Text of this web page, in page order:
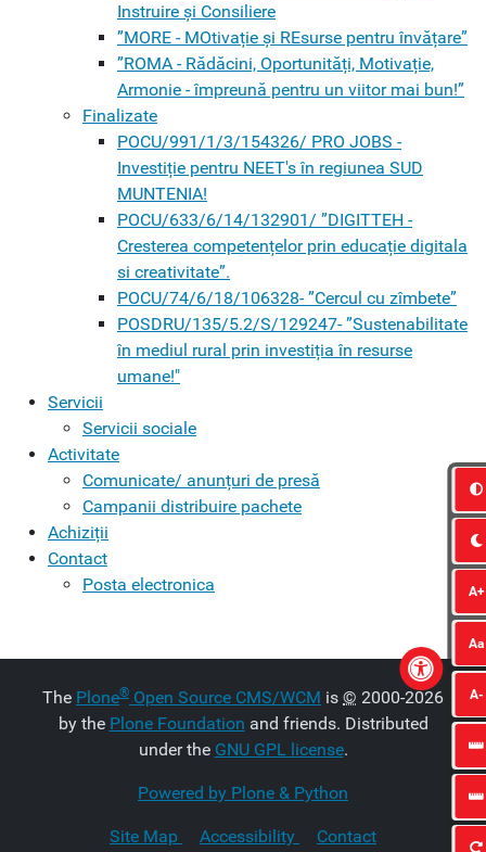
A+
Aa
A-
Instruire și Consiliere
”MORE - MOtivație și REsurse pentru învățare”
”ROMA - Rădăcini, Oportunități, Motivație,
Armonie - împreună pentru un viitor mai bun!”
Finalizate
POCU/991/1/3/154326/ PRO JOBS -
Investiție pentru NEET's în regiunea SUD
MUNTENIA!
POCU/633/6/14/132901/ ”DIGITTEH -
Cresterea competențelor prin educație digitala
si creativitate”.
POCU/74/6/18/106328- ”Cercul cu zîmbete”
POSDRU/135/5.2/S/129247- ”Sustenabilitate
în mediul rural prin investiția în resurse
umane!"
Servicii
Servicii sociale
Activitate
Comunicate/ anunțuri de presă
Campanii distribuire pachete
Achiziții
Contact
Posta electronica
The Plone® Open Source CMS/WCM is © 2000-2026
by the Plone Foundation and friends. Distributed
under the GNU GPL license.
Powered by Plone & Python
Site Map Accessibility Contact